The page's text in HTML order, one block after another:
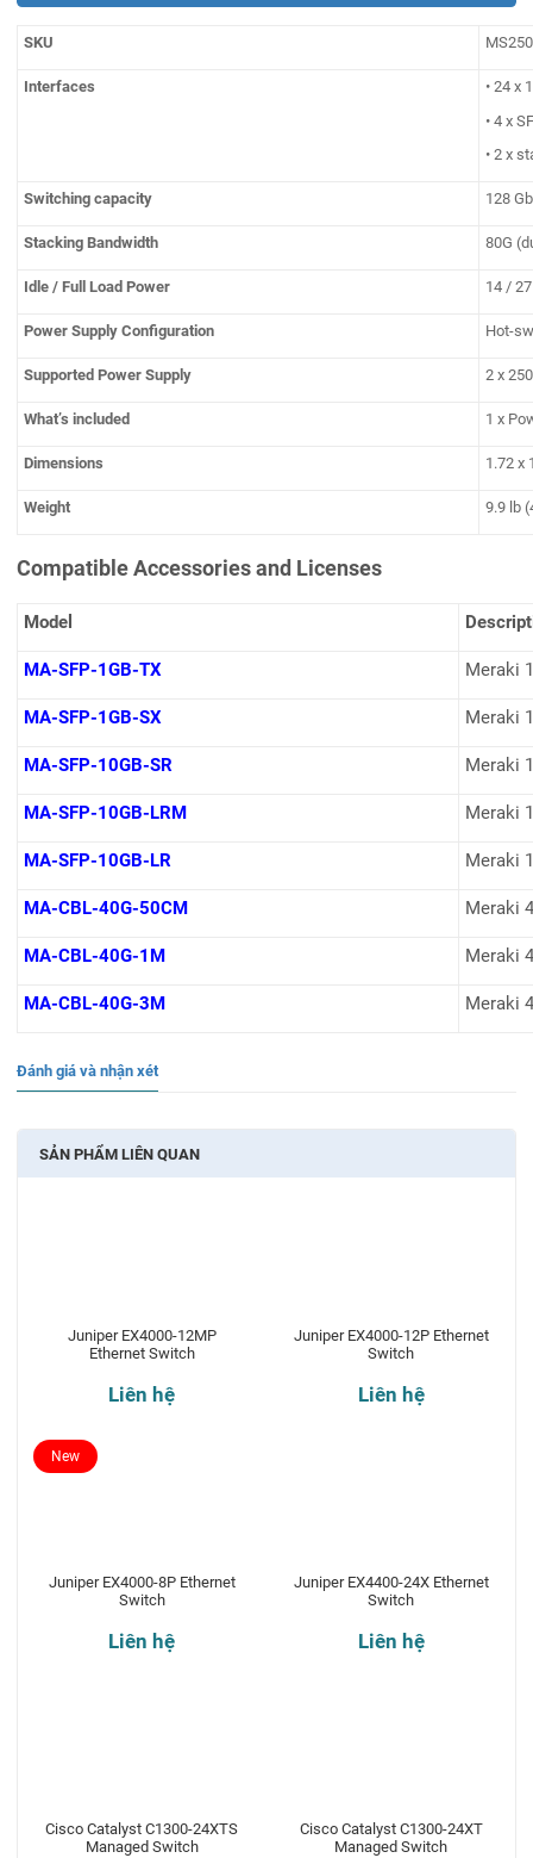
SKU
Interfaces
• 24 x
• 4 x
• 2 x
Switching capacity 128
Stacking Bandwidth 80G
Idle / Full Load Power 14 /
Power Supply Configuration Hot-
Supported Power Supply 2 x
What’s included 1 x
Dimensions 1.72 x
Weight 9.9 lb
Compatible Accessories and Licenses
Model
MA-SFP-1GB-TX Meraki
MA-SFP-1GB-SX Meraki
MA-SFP-10GB-SR Meraki
MA-SFP-10GB-LRM Meraki
MA-SFP-10GB-LR Meraki
MA-CBL-40G-50CM Meraki
MA-CBL-40G-1M Meraki
MA-CBL-40G-3M Meraki
Đánh giá và nhận xét
SẢN PHẨM LIÊN QUAN
Juniper EX4000-12MP
Ethernet Switch
Liên hệ
Juniper EX4000-12P Ethernet
Switch
Liên hệ
Juniper EX4000-8P Ethernet
Switch
Liên hệ
New
Juniper EX4400-24X Ethernet
Switch
Liên hệ
Cisco Catalyst C1300-24XTS
Managed Switch
Cisco Catalyst C1300-24XT
Managed Switch